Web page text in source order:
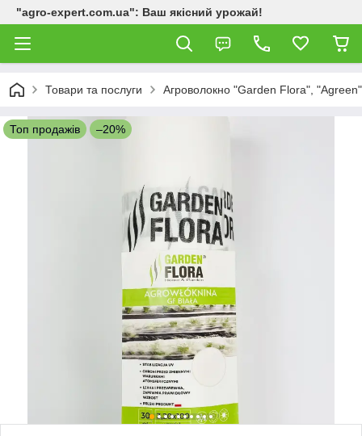
"agro-expert.com.ua": Ваш якісний урожай!
Товари та послуги Агроволокно "Garden Flora", "Agreen"
Топ продажів –20%